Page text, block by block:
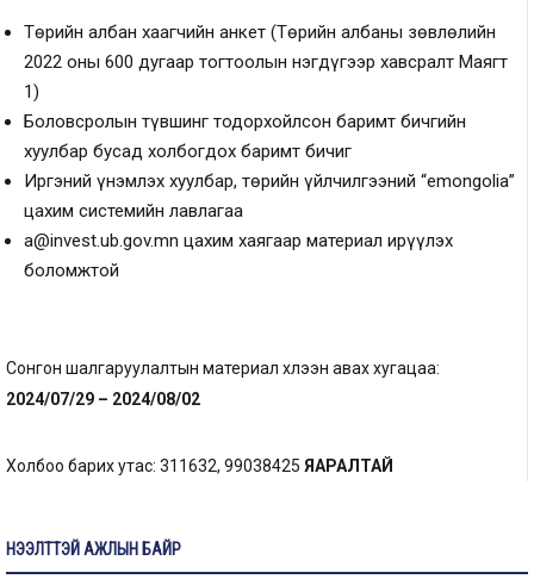
Төрийн албан хаагчийн анкет (Төрийн албаны зөвлөлийн
2022 оны 600 дугаар тогтоолын нэгдүгээр хавсралт Маягт
1)
Боловсролын түвшинг тодорхойлсон баримт бичгийн
хуулбар бусад холбогдох баримт бичиг
Иргэний үнэмлэх хуулбар, төрийн үйлчилгээний “emongolia”
цахим системийн лавлагаа
a@invest.ub.gov.mn цахим хаягаар материал ирүүлэх
боломжтой
Сонгон шалгаруулалтын материал хүлээн авах хугацаа:
2024/07/29 – 2024/08/02
Холбоо барих утас: 311632, 99038425 ЯАРАЛТАЙ
НЭЭЛТТЭЙ АЖЛЫН БАЙР